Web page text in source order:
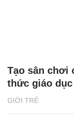
GIỚI TRẺ
Tạo sân chơi
thức giáo dục